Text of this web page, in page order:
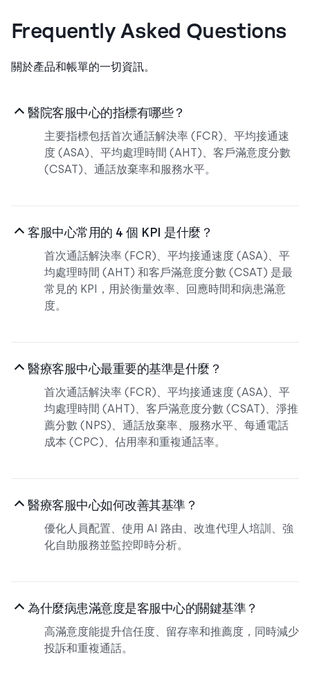
Frequently Asked Questions
關於產品和帳單的一切資訊。
醫院客服中心的指標有哪些？
主要指標包括首次通話解決率 (FCR)、平均接通速
度 (ASA)、平均處理時間 (AHT)、客戶滿意度分數
(CSAT)、通話放棄率和服務水平。
客服中心常用的 4 個 KPI 是什麼？
首次通話解決率 (FCR)、平均接通速度 (ASA)、平
均處理時間 (AHT) 和客戶滿意度分數 (CSAT) 是最
常見的 KPI，用於衡量效率、回應時間和病患滿意
度。
醫療客服中心最重要的基準是什麼？
首次通話解決率 (FCR)、平均接通速度 (ASA)、平
均處理時間 (AHT)、客戶滿意度分數 (CSAT)、淨推
薦分數 (NPS)、通話放棄率、服務水平、每通電話
成本 (CPC)、佔用率和重複通話率。
醫療客服中心如何改善其基準？
優化人員配置、使用 AI 路由、改進代理人培訓、強
化自助服務並監控即時分析。
為什麼病患滿意度是客服中心的關鍵基準？
高滿意度能提升信任度、留存率和推薦度，同時減少
投訴和重複通話。